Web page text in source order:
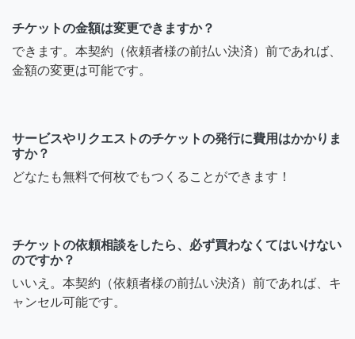
チケットの金額は変更できますか？
できます。本契約（依頼者様の前払い決済）前であれば、
金額の変更は可能です。
サービスやリクエストのチケットの発行に費用はかかりま
すか？
どなたも無料で何枚でもつくることができます！
チケットの依頼相談をしたら、必ず買わなくてはいけない
のですか？
いいえ。本契約（依頼者様の前払い決済）前であれば、キ
ャンセル可能です。